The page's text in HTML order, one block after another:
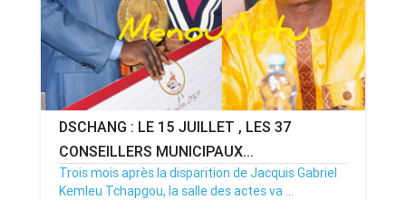
DSCHANG : LE 15 JUILLET , LES 37
CONSEILLERS MUNICIPAUX...
Trois mois après la disparition de Jacquis Gabriel
Kemleu Tchapgou, la salle des actes va ...